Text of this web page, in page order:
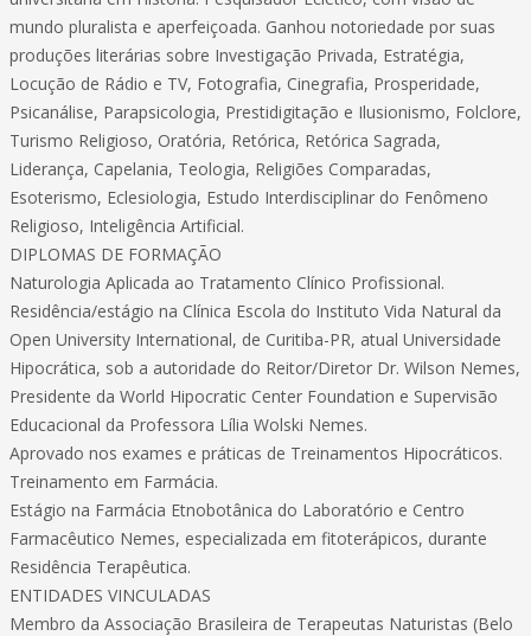
mundo pluralista e aperfeiçoada. Ganhou notoriedade por suas
produções literárias sobre Investigação Privada, Estratégia,
Locução de Rádio e TV, Fotografia, Cinegrafia, Prosperidade,
Psicanálise, Parapsicologia, Prestidigitação e Ilusionismo, Folclore,
Turismo Religioso, Oratória, Retórica, Retórica Sagrada,
Liderança, Capelania, Teologia, Religiões Comparadas,
Esoterismo, Eclesiologia, Estudo Interdisciplinar do Fenômeno
Religioso, Inteligência Artificial.
DIPLOMAS DE FORMAÇÃO
Naturologia Aplicada ao Tratamento Clínico Profissional.
Residência/estágio na Clínica Escola do Instituto Vida Natural da
Open University International, de Curitiba-PR, atual Universidade
Hipocrática, sob a autoridade do Reitor/Diretor Dr. Wilson Nemes,
Presidente da World Hipocratic Center Foundation e Supervisão
Educacional da Professora Lília Wolski Nemes.
Aprovado nos exames e práticas de Treinamentos Hipocráticos.
Treinamento em Farmácia.
Estágio na Farmácia Etnobotânica do Laboratório e Centro
Farmacêutico Nemes, especializada em fitoterápicos, durante
Residência Terapêutica.
ENTIDADES VINCULADAS
Membro da Associação Brasileira de Terapeutas Naturistas (Belo